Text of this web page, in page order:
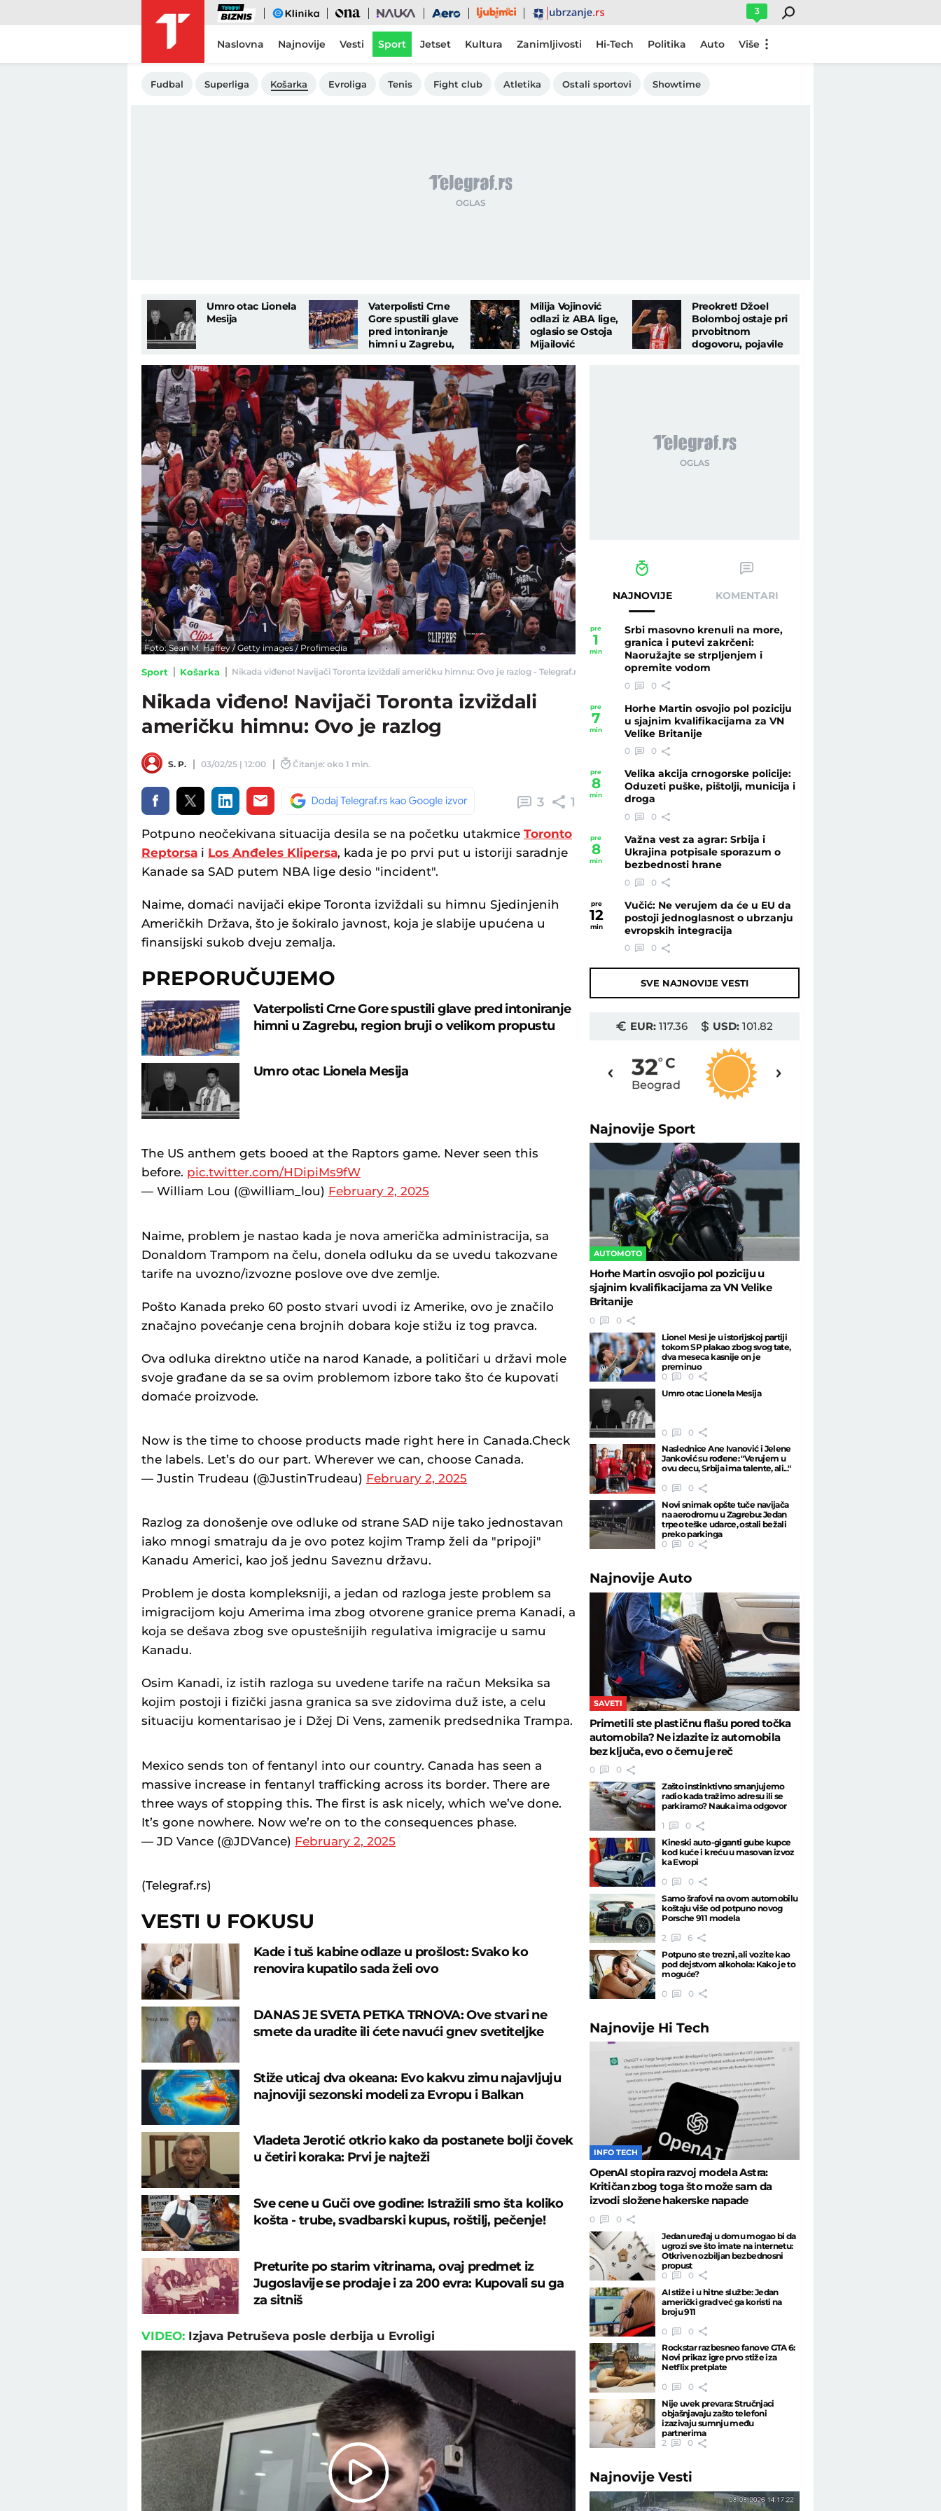
Biznis eKlinika Ona Nauka Aero Ljubimci Ubrzanje 3
Naslovna Najnovije Vesti Sport Jetset Kultura Zanimljivosti Hi-Tech Politika Auto Više
Fudbal Superliga Košarka Evroliga Tenis Fight club Atletika Ostali sportovi Showtime
Umro otac Lionela
Mesija
Vaterpolisti Crne
Gore spustili glave
pred intoniranje
himni u Zagrebu,
velikom propustu
Milija Vojinović
odlazi iz ABA lige,
oglasio se Ostoja
Mijailović
"Obavešten sam..."
Preokret! Džoel
Bolomboj ostaje pri
prvobitnom
dogovoru, pojavile
Foto: Sean M. Haffey / Getty images / Profimedia
Sport Košarka Nikada viđeno! Navijači Toronta izviždali američku himnu: Ovo je razlog - Telegraf.rs
Nikada viđeno! Navijači Toronta izviždali
američku himnu: Ovo je razlog
S. P. 03/02/25 | 12:00 Čitanje: oko 1 min.
3 1
Potpuno neočekivana situacija desila se na početku utakmice Toronto
Reptorsa i Los Anđeles Klipersa, kada je po prvi put u istoriji saradnje
Kanade sa SAD putem NBA lige desio "incident".
Naime, domaći navijači ekipe Toronta izviždali su himnu Sjedinjenih
Američkih Država, što je šokiralo javnost, koja je slabije upućena u
finansijski sukob dveju zemalja.
PREPORUČUJEMO
Vaterpolisti Crne Gore spustili glave pred intoniranje
himni u Zagrebu, region bruji o velikom propustu
Umro otac Lionela Mesija
The US anthem gets booed at the Raptors game. Never seen this
before. pic.twitter.com/HDipiMs9fW
— William Lou (@william_lou) February 2, 2025
Naime, problem je nastao kada je nova američka administracija, sa
Donaldom Trampom na čelu, donela odluku da se uvedu takozvane
tarife na uvozno/izvozne poslove ove dve zemlje.
Pošto Kanada preko 60 posto stvari uvodi iz Amerike, ovo je značilo
značajno povećanje cena brojnih dobara koje stižu iz tog pravca.
Ova odluka direktno utiče na narod Kanade, a političari u državi mole
svoje građane da se sa ovim problemom izbore tako što će kupovati
domaće proizvode.
Now is the time to choose products made right here in Canada.Check
the labels. Let’s do our part. Wherever we can, choose Canada.
— Justin Trudeau (@JustinTrudeau) February 2, 2025
Razlog za donošenje ove odluke od strane SAD nije tako jednostavan
iako mnogi smatraju da je ovo potez kojim Tramp želi da "pripoji"
Kanadu Americi, kao još jednu Saveznu državu.
Problem je dosta kompleksniji, a jedan od razloga jeste problem sa
imigracijom koju Amerima ima zbog otvorene granice prema Kanadi, a
koja se dešava zbog sve opustešnijih regulativa imigracije u samu
Kanadu.
Osim Kanadi, iz istih razloga su uvedene tarife na račun Meksika sa
kojim postoji i fizički jasna granica sa sve zidovima duž iste, a celu
situaciju komentarisao je i Džej Di Vens, zamenik predsednika Trampa.
Mexico sends ton of fentanyl into our country. Canada has seen a
massive increase in fentanyl trafficking across its border. There are
three ways of stopping this. The first is ask nicely, which we’ve done.
It’s gone nowhere. Now we’re on to the consequences phase.
— JD Vance (@JDVance) February 2, 2025
(Telegraf.rs)
VESTI U FOKUSU
Kade i tuš kabine odlaze u prošlost: Svako ko
renovira kupatilo sada želi ovo
DANAS JE SVETA PETKA TRNOVA: Ove stvari ne
smete da uradite ili ćete navući gnev svetiteljke
Stiže uticaj dva okeana: Evo kakvu zimu najavljuju
najnoviji sezonski modeli za Evropu i Balkan
Vladeta Jerotić otkrio kako da postanete bolji čovek
u četiri koraka: Prvi je najteži
Sve cene u Guči ove godine: Istražili smo šta koliko
košta - trube, svadbarski kupus, roštilj, pečenje!
Preturite po starim vitrinama, ovaj predmet iz
Jugoslavije se prodaje i za 200 evra: Kupovali su ga
za sitniš
VIDEO: Izjava Petruševa posle derbija u Evroligi
Play
NAJNOVIJE KOMENTARI
pre
1
min
Srbi masovno krenuli na more,
granica i putevi zakrčeni:
Naoružajte se strpljenjem i
opremite vodom
0 0
pre
7
min
Horhe Martin osvojio pol poziciju
u sjajnim kvalifikacijama za VN
Velike Britanije
0 0
pre
8
min
Velika akcija crnogorske policije:
Oduzeti puške, pištolji, municija i
droga
0 0
pre
8
min
Važna vest za agrar: Srbija i
Ukrajina potpisale sporazum o
bezbednosti hrane
0 0
pre
12
min
Vučić: Ne verujem da će u EU da
postoji jednoglasnost o ubrzanju
evropskih integracija
0 0
SVE NAJNOVIJE VESTI
EUR:117.36 USD: 101.82
32o C
Beograd
NajnovijeSport
AUTOMOTO
Horhe Martin osvojio pol poziciju u
sjajnim kvalifikacijama za VN Velike
Britanije
0
0
Lionel Mesi je u istorijskoj partiji
tokom SP plakao zbog svog tate,
dva meseca kasnije on je
preminuo
0
0
Umro otac Lionela Mesija
0
0
Naslednice Ane Ivanović i Jelene
Janković su rođene: "Verujem u
ovu decu, Srbija ima talente, ali..."
0
0
Novi snimak opšte tuče navijača
na aerodromu u Zagrebu: Jedan
trpeo teške udarce, ostali bežali
preko parkinga
0
0
NajnovijeAuto
SAVETI
Primetili ste plastičnu flašu pored točka
automobila? Ne izlazite iz automobila
bez ključa, evo o čemu je reč
0
0
Zašto instinktivno smanjujemo
radio kada tražimo adresu ili se
parkiramo? Nauka ima odgovor
1
0
Kineski auto-giganti gube kupce
kod kuće i kreću u masovan izvoz
ka Evropi
0
0
Samo šrafovi na ovom automobilu
koštaju više od potpuno novog
Porsche 911 modela
2
6
Potpuno ste trezni, ali vozite kao
pod dejstvom alkohola: Kako je to
moguće?
0
0
Najnovije Hi Tech
INFO TECH
OpenAI stopira razvoj modela Astra:
Kritičan zbog toga što može sam da
izvodi složene hakerske napade
0
0
Jedan uređaj u domu mogao bi da
ugrozi sve što imate na internetu:
Otkriven ozbiljan bezbednosni
propust
0
0
AI stiže i u hitne službe: Jedan
američki grad već ga koristi na
broju 911
0
0
Rockstar razbesneo fanove GTA 6:
Novi prikaz igre prvo stiže iza
Netflix pretplate
0
0
Nije uvek prevara: Stručnjaci
objašnjavaju zašto telefoni
izazivaju sumnju među
partnerima
2
0
NajnovijeVesti